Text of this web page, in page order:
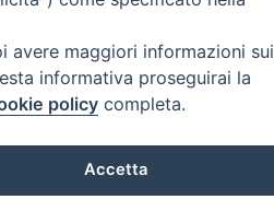
avere maggiori informazioni sui
informativa proseguirai la
policy completa.
Accetta